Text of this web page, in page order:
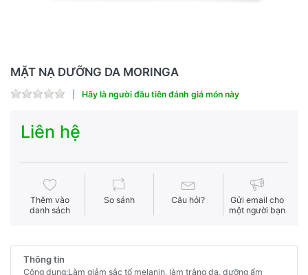
MẶT NẠ DƯỠNG DA MORINGA
Hãy là người đầu tiên đánh giá món này
Liên hệ
Thêm vào
danh sách
So sánh Câu hỏi?
Gửi email cho
một người bạn
Thông tin
Công dụng:Làm giảm sắc tố melanin, làm trắng da, dưỡng ẩm